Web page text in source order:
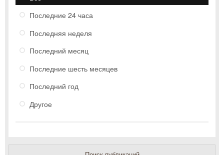
Последние 24 часа
Последняя неделя
Последний месяц
Последние шесть месяцев
Последний год
Другое